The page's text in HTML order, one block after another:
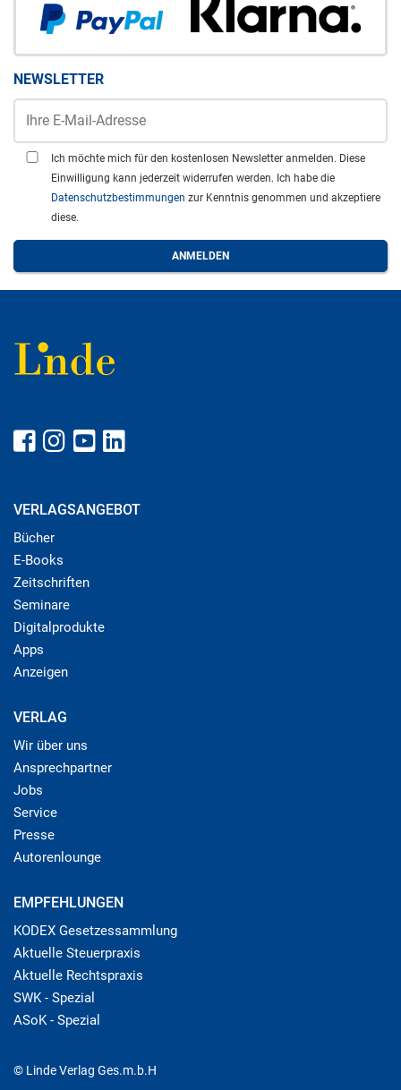
NEWSLETTER
Ich möchte mich für den kostenlosen Newsletter anmelden. Diese
Einwilligung kann jederzeit widerrufen werden. Ich habe die
Datenschutzbestimmungen zur Kenntnis genommen und akzeptiere
diese.
VERLAGSANGEBOT
Bücher
E-Books
Zeitschriften
Seminare
Digitalprodukte
Apps
Anzeigen
VERLAG
Wir über uns
Ansprechpartner
Jobs
Service
Presse
Autorenlounge
EMPFEHLUNGEN
KODEX Gesetzessammlung
Aktuelle Steuerpraxis
Aktuelle Rechtspraxis
SWK - Spezial
ASoK - Spezial
© Linde Verlag Ges.m.b.H